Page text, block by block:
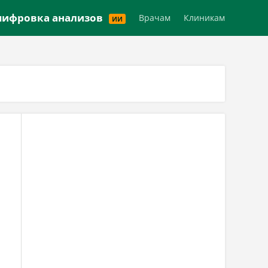
анализов ИИ Врачам Клиникам